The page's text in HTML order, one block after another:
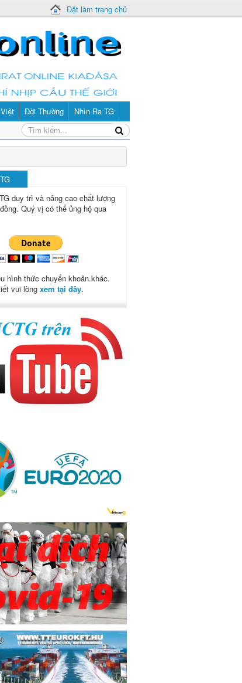
Đặt làm trang chủ
Đời Thường Nhìn Ra TG
duy trì và nâng cao chất lượng
Quý vị có thể ủng hộ qua
hình thức chuyển khoản.khác.
vui lòng xem tại đây.